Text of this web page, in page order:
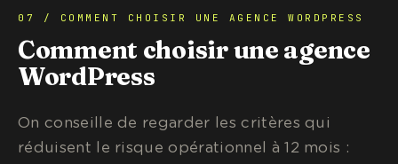
07 / COMMENT CHOISIR UNE AGENCE WORDPRESS
Comment choisir une agence
WordPress
On conseille de regarder les critères qui
réduisent le risque opérationnel à 12 mois :